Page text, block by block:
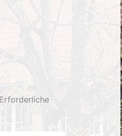
Erforderliche